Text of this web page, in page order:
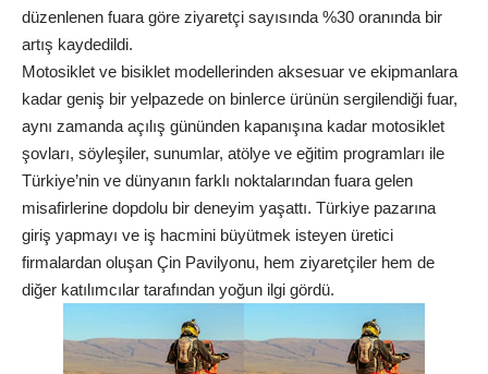
düzenlenen fuara göre ziyaretçi sayısında %30 oranında bir
artış kaydedildi.
Motosiklet ve bisiklet modellerinden aksesuar ve ekipmanlara
kadar geniş bir yelpazede on binlerce ürünün sergilendiği fuar,
aynı zamanda açılış gününden kapanışına kadar motosiklet
şovları, söyleşiler, sunumlar, atölye ve eğitim programları ile
Türkiye’nin ve dünyanın farklı noktalarından fuara gelen
misafirlerine dopdolu bir deneyim yaşattı. Türkiye pazarına
giriş yapmayı ve iş hacmini büyütmek isteyen üretici
firmalardan oluşan Çin Pavilyonu, hem ziyaretçiler hem de
diğer katılımcılar tarafından yoğun ilgi gördü.